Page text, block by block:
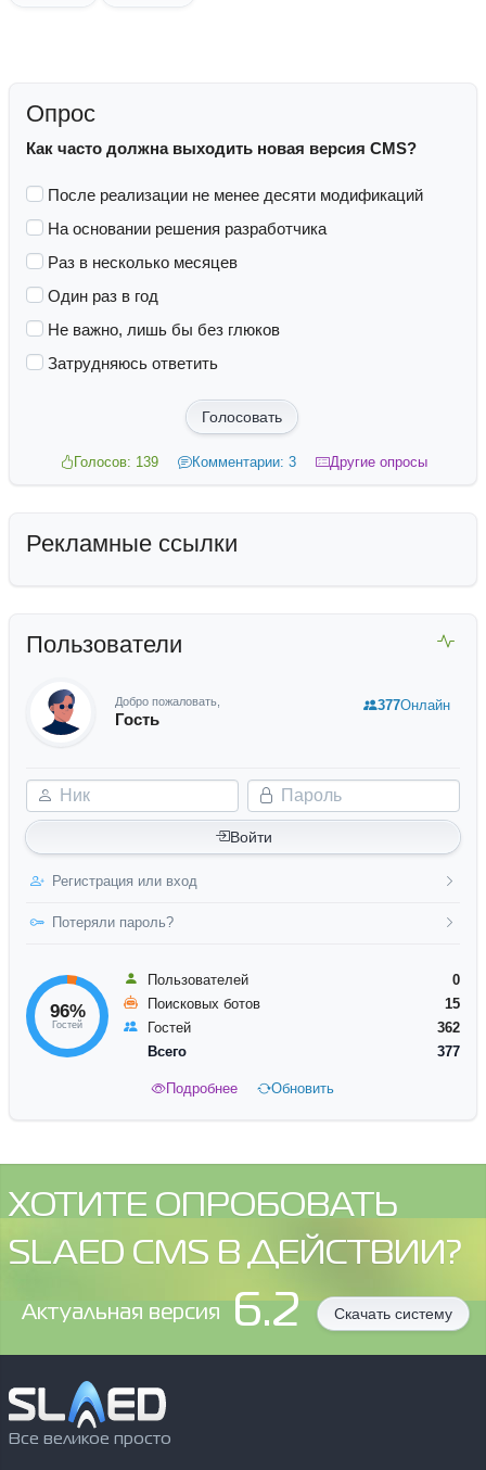
Опрос
Как часто должна выходить новая версия CMS?
После реализации не менее десяти модификаций
На основании решения разработчика
Раз в несколько месяцев
Один раз в год
Не важно, лишь бы без глюков
Затрудняюсь ответить
Голосовать
Голосов: 139 Комментарии: 3 Другие опросы
Рекламные ссылки
Пользователи
Добро пожаловать,
Гость
Ник Пароль
Войти
Регистрация или вход
Потеряли пароль?
377Онлайн
96%
Гостей
Пользователей
0
Поисковых ботов
15
Гостей
362
Всего
377
Подробнее Обновить
ХОТИТЕ ОПРОБОВАТЬ
SLAED CMS В ДЕЙСТВИИ?
Aктуальная версия 6.2 Скачать систему
Все великое просто